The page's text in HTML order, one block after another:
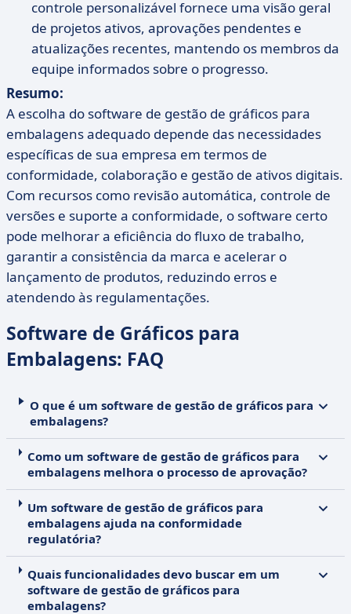
controle personalizável fornece uma visão geral
de projetos ativos, aprovações pendentes e
atualizações recentes, mantendo os membros da
equipe informados sobre o progresso.
Resumo:
A escolha do software de gestão de gráficos para
embalagens adequado depende das necessidades
específicas de sua empresa em termos de
conformidade, colaboração e gestão de ativos digitais.
Com recursos como revisão automática, controle de
versões e suporte a conformidade, o software certo
pode melhorar a eficiência do fluxo de trabalho,
garantir a consistência da marca e acelerar o
lançamento de produtos, reduzindo erros e
atendendo às regulamentações.
Software de Gráficos para
Embalagens: FAQ
O que é um software de gestão de gráficos para
embalagens?
Como um software de gestão de gráficos para
embalagens melhora o processo de aprovação?
Um software de gestão de gráficos para
embalagens ajuda na conformidade
regulatória?
Quais funcionalidades devo buscar em um
software de gestão de gráficos para
embalagens?